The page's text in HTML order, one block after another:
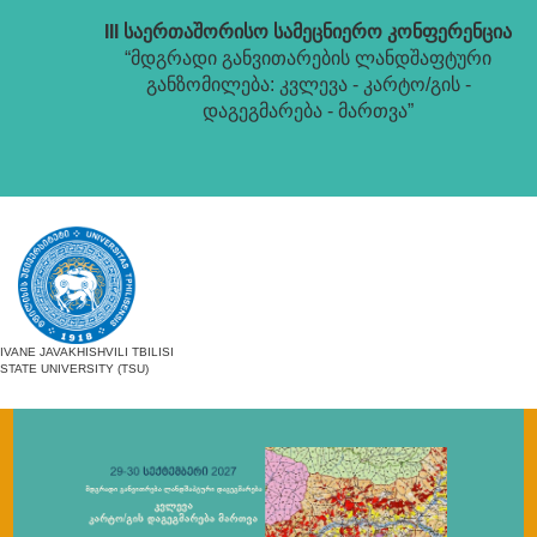
III საერთაშორისო სამეცნიერო კონფერენცია
“მდგრადი განვითარების ლანდშაფტური
განზომილება: კვლევა - კარტო/გის -
დაგეგმარება - მართვა”
IVANE JAVAKHISHVILI TBILISI
STATE UNIVERSITY (TSU)